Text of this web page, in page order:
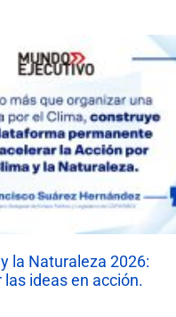
la Naturaleza 2026:
ideas en acción.